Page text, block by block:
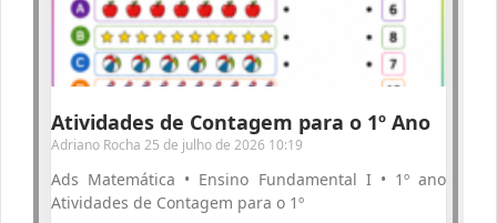
Atividades de Contagem para o 1º Ano
Adriano Rocha 25 de julho de 2026 10:19
Ads Matemática • Ensino Fundamental I • 1º ano
Atividades de Contagem para o 1º